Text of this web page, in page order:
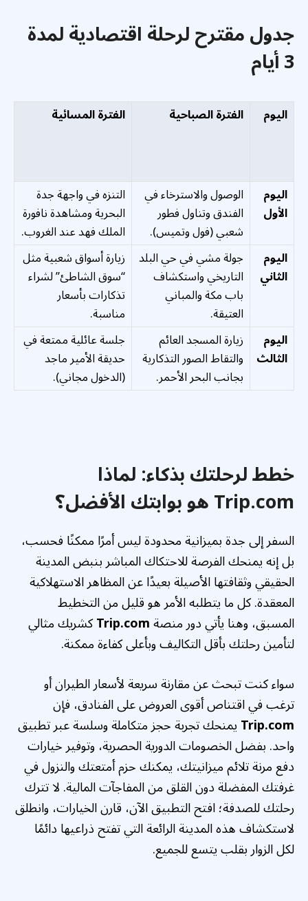
جدول مقترح لرحلة اقتصادية لمدة
3 أيام
اليوم الفترة الصباحية الفترة المسائية
اليوم
الأول
الوصول والاسترخاء في
الفندق وتناول فطور
شعبي (فول وتميس).
التنزه في واجهة جدة
البحرية ومشاهدة نافورة
الملك فهد عند الغروب.
اليوم
الثاني
جولة مشي في حي البلد
التاريخي واستكشاف
باب مكة والمباني
العتيقة.
زيارة أسواق شعبية مثل
“سوق الشاطئ” لشراء
تذكارات بأسعار
مناسبة.
اليوم
الثالث
زيارة المسجد العائم
والتقاط الصور التذكارية
بجانب البحر الأحمر.
جلسة عائلية ممتعة في
حديقة الأمير ماجد
(الدخول مجاني).
خطط لرحلتك بذكاء: لماذا
Trip.com هو بوابتك الأفضل؟
السفر إلى جدة بميزانية محدودة ليس أمرًا ممكنًا فحسب،
بل إنه يمنحك الفرصة للاحتكاك المباشر بنبض المدينة
الحقيقي وثقافتها الأصيلة بعيدًا عن المظاهر الاستهلاكية
المعقدة. كل ما يتطلبه الأمر هو قليل من التخطيط
المسبق، وهنا يأتي دور منصةTrip.comكشريك مثالي
لتأمين رحلتك بأقل التكاليف وبأعلى كفاءة ممكنة.
سواء كنت تبحث عن مقارنة سريعة لأسعار الطيران أو
ترغب في اقتناص أقوى العروض على الفنادق، فإن
Trip.comيمنحك تجربة حجز متكاملة وسلسة عبر تطبيق
واحد. بفضل الخصومات الدورية الحصرية، وتوفير خيارات
دفع مرنة تلائم ميزانيتك، يمكنك حزم أمتعتك والنزول في
غرفتك المفضلة دون القلق من المفاجآت المالية. لا تترك
رحلتك للصدفة؛ افتح التطبيق الآن، قارن الخيارات، وانطلق
لاستكشاف هذه المدينة الرائعة التي تفتح ذراعيها دائمًا
لكل الزوار بقلب يتسع للجميع.